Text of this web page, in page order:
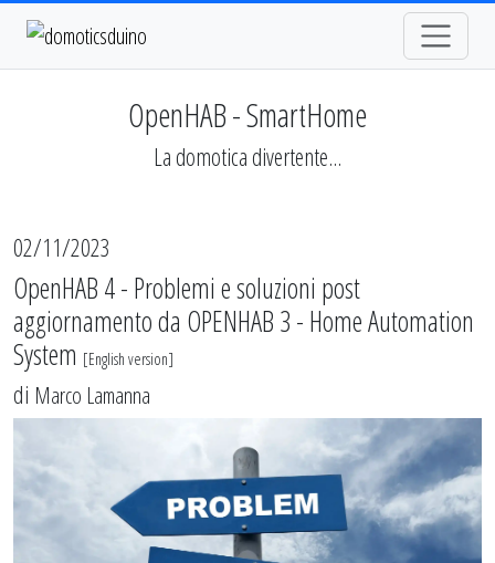
OpenHAB - SmartHome
La domotica divertente...
02/11/2023
OpenHAB 4 - Problemi e soluzioni post
aggiornamento da OPENHAB 3 - Home Automation
System [English version]
di Marco Lamanna